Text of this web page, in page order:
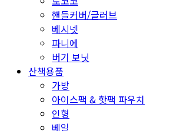
핸들커버/글러브
베시넷
파니에
버기 보닛
산책용품
가방
아이스팩 & 핫팩 파우치
인형
베일